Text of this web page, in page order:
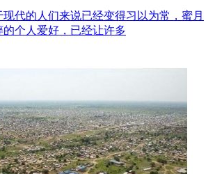
代的人们来说已经变得习以为常，蜜月
个人爱好，已经让许多